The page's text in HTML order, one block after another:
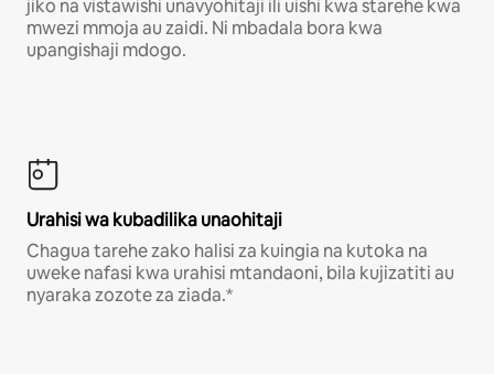
jiko na vistawishi unavyohitaji ili uishi kwa starehe kwa
mwezi mmoja au zaidi. Ni mbadala bora kwa
upangishaji mdogo.
Urahisi wa kubadilika unaohitaji
Chagua tarehe zako halisi za kuingia na kutoka na
uweke nafasi kwa urahisi mtandaoni, bila kujizatiti au
nyaraka zozote za ziada.*